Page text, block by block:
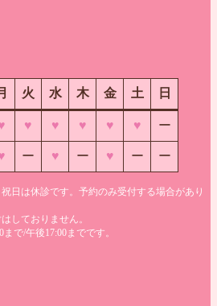
火 水 木 金 土 日
♥ ♥ ♥ ♥ ♥ ー
ー ♥ ー ♥ ー ー
日は休診です。予約のみ受付する場合があり
しておりません。
で/午後17:00までです。